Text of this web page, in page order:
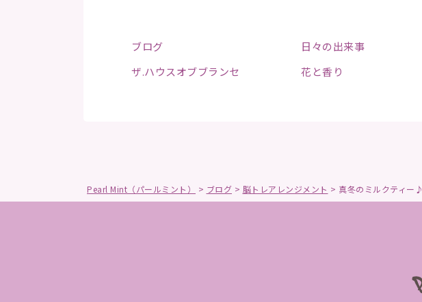
ブログ 日々の出来事
ザ.ハウスオブブランセ
花と香り
Pearl Mint（パールミント） > ブログ > 脳トレアレンジメント > 真冬のミルクティー♪